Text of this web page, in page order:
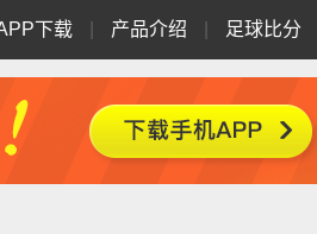
下载 产品介绍 足球比分